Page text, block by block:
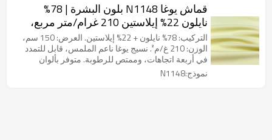
قماش يوغا N1148 بلون البشرة | 78%
نايلون 22% إيلاستين 210 غرام/متر مربع،
نسيج محبوك ناعم كالسحاب
التركيب: 78% نايلون + 22% إيلاستين. العرض: 150 سم،
الوزن: 210 غ/م². نسيج يوغا ناعم الملمس، قابل للتمدد
في أربعة اتجاهات، وممتص للرطوبة. متوفر بألوان
متعددة، مع إمكانية تخصيص الألوان.
نموذج:N1148